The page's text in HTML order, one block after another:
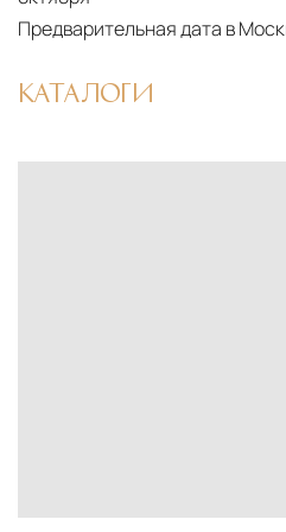
10 рабочих дней.
ресурсов.
Каждый заказ
реального времени
мониторинга. Наша
международной
полную сохранность
температурного режима
механических
Страхование грузаВсе
Предварительная дата в
КАТАЛОГИ